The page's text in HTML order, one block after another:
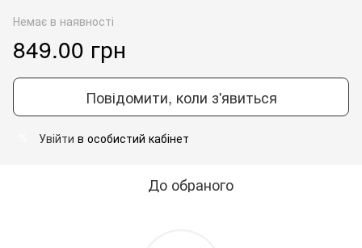
Немає в наявності
849.00 грн
Повідомити, коли з'явиться
Увійти в особистий кабінет
До обраного